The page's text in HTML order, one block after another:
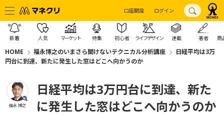
口座開設 ログイン
新着 人気 マーケット 特集 初心者 ライフデザイン 連載 著者 商
HOME 福永博之のいまさら聞けないテクニカル分析講座
日経平均は3万
円台に到達、新たに発生した窓はどこへ向かうのか
福永 博之
日経平均は3万円台に到達、新た
に発生した窓はどこへ向かうのか